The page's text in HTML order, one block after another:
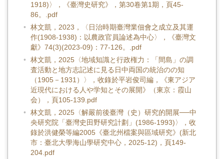
1918)〉，《臺灣史研究》，第30卷第1期，頁45-
86。.pdf
林文凱，2023，〈日治時期臺灣業佃會之成立及其運
作(1908-1938)：以農政官員論述為中心〉，《臺灣文
獻》74(3)(2023-09)：77-126。.pdf
林文凱，2025〈地域知識と行政権力：「間島」の調
査活動と地方志記述に見る日中両国の統治のの知
（1905－1931）〉，收錄於平岩俊司編，《東アジア
近現代における人や学知とその展開》（東京：霞山
会），頁105-139.pdf
林文凱，2025〈解嚴前後臺灣（史）研究的開展──中
央研究院「臺灣史田野研究計劃」(1986-1993)〉，收
錄於洪健榮等編2005《臺北州檔案與區域研究》(新北
市：臺北大學海山學研究中心，2025-12)，頁149-
204.pdf